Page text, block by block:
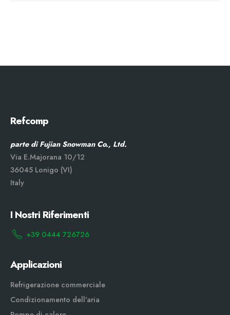
Refcomp
parte di Fujian Snowman Co., Ltd.
Via E.Majorana 10/12
36045 Lonigo (VI)
Italy
I Nostri Riferimenti
+39 0444 726726
Applicazioni
Refrigerazione commerciale
Condizionamento dell'aria